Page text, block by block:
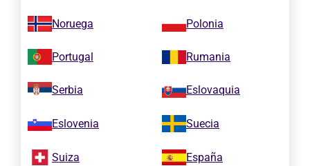
Noruega Polonia
Portugal Rumania
Serbia Eslovaquia
Eslovenia Suecia
Suiza España